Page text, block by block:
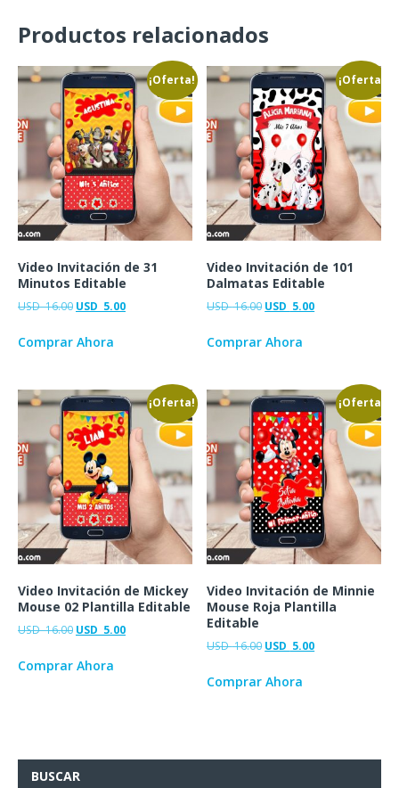
Productos relacionados
¡Oferta!
Video Invitación de 31
Minutos Editable
USD16.00 USD 5.00
Comprar Ahora
¡Oferta!
Video Invitación de 101
Dalmatas Editable
USD16.00 USD 5.00
Comprar Ahora
¡Oferta!
Video Invitación de Mickey
Mouse 02 Plantilla Editable
USD16.00 USD 5.00
Comprar Ahora
¡Oferta!
Video Invitación de Minnie
Mouse Roja Plantilla
Editable
USD16.00 USD 5.00
Comprar Ahora
BUSCAR